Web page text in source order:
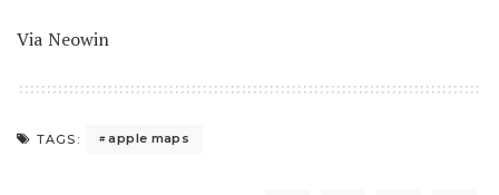
Via Neowin
TAGS: apple maps